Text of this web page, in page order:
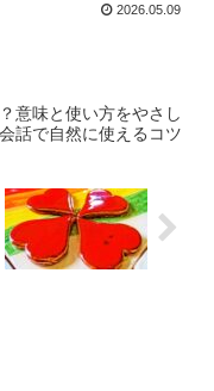
です。そんな中で、最近
2026.05.09
意味と使い方をやさし
話で自然に使えるコツ